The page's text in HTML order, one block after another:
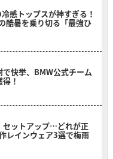
感トップスが神すぎる！
酷暑を乗り切る「最強ひ
快挙、BMW公式チーム
！
セットアップ…どれが正
レインウェア3選で梅雨